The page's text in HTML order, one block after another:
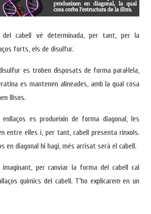
cabell vé determinada, per tant, per la
forts, els de disulfur.
es troben disposats de forma paral·lela,
es mantenen alineades, amb la qual cosa
llisos.
es produeixin de forma diagonal, les
entre elles i, per tant, cabell presenta rínxols.
en diagonal hi hagi, més arrisat serà el cabell.
per canviar la forma del cabell cal
químics del cabell. T'ho explicarem en un